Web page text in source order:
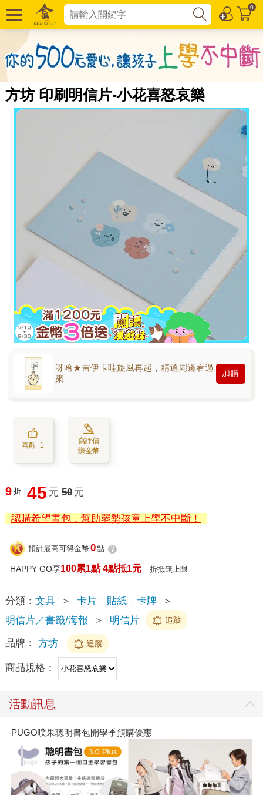
0
方坊 印刷明信片-小花喜怒哀樂
呀哈★吉伊卡哇旋風再起，精選周邊看過
來
加購
喜歡+1
寫評價
賺金幣
9 折 45 元 50 元
認購希望書包，幫助弱勢孩童上學不中斷！
預計最高可得金幣 0點 ?
HAPPY GO享100累1點 4點抵1元 折抵無上限
分類： 文具 ＞ 卡片｜貼紙｜卡牌
＞
明信片／書籤/海報
＞ 明信片 追蹤
品牌： 方坊 追蹤
商品規格：
活動訊息
PUGO噗果聰明書包開學季預購優惠